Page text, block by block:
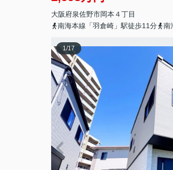
大阪府泉佐野市岡本 ４丁目
南海本線「羽倉崎」駅徒歩11分
南
1/17